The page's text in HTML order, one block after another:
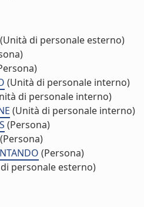
(Unità di personale esterno)
(Unità di personale interno)
di personale interno)
(Unità di personale interno)
(Persona)
(Persona)
(Persona)
personale esterno)